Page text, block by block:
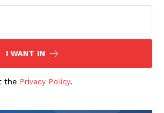
I WANT IN
the Privacy Policy.